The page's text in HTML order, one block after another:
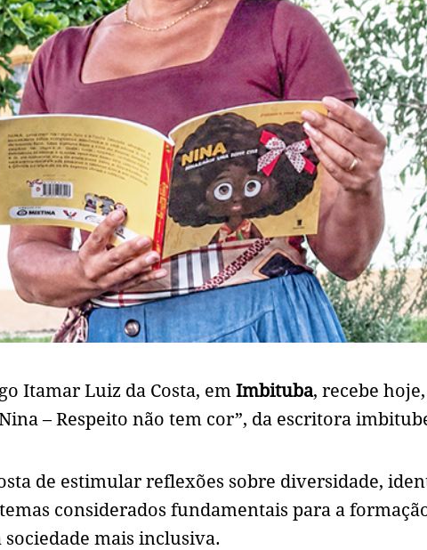
Itamar Luiz da Costa, em Imbituba, recebe hoje,
– Respeito não tem cor”, da escritora
de estimular reflexões sobre diversidade,
considerados fundamentais para a
mais inclusiva.